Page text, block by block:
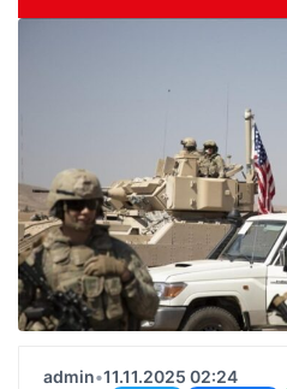
admin•11.11.2025 02:24